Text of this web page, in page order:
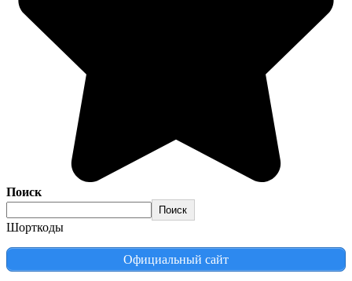
Поиск
Поиск
Шорткоды
Официальный сайт